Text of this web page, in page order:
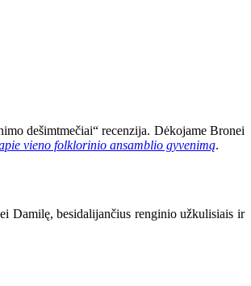
dešimtmečiai“ recenzija. Dėkojame Bronei
vieno folklorinio ansamblio gyvenimą.
Damilę, besidalijančius renginio užkulisiais ir